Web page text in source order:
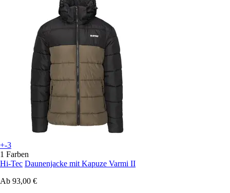
+-3
1 Farben
Hi-Tec Daunenjacke mit Kapuze Varmi II
Ab 93,00 €